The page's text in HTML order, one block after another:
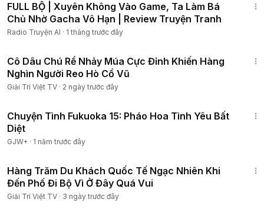
FULL BỘ | Xuyên Không Vào Game, Ta Làm Bá
Chủ Nhờ Gacha Vô Hạn | Review Truyện Tranh
Radio Truyện AI · 1 tháng trước đây
Cô Dâu Chú Rể Nhảy Múa Cực Đỉnh Khiến Hàng
Nghìn Người Reo Hò Cổ Vũ
Giải Trí Việt TV · 2 ngày trước đây
Chuyện Tình Fukuoka 15: Pháo Hoa Tình Yêu Bất
Diệt
GJW+ · 1 năm trước đây
Hàng Trăm Du Khách Quốc Tế Ngạc Nhiên Khi
Đến Phố Đi Bộ Vì Ở Đây Quá Vui
Giải Trí Việt TV · 3 ngày trước đây